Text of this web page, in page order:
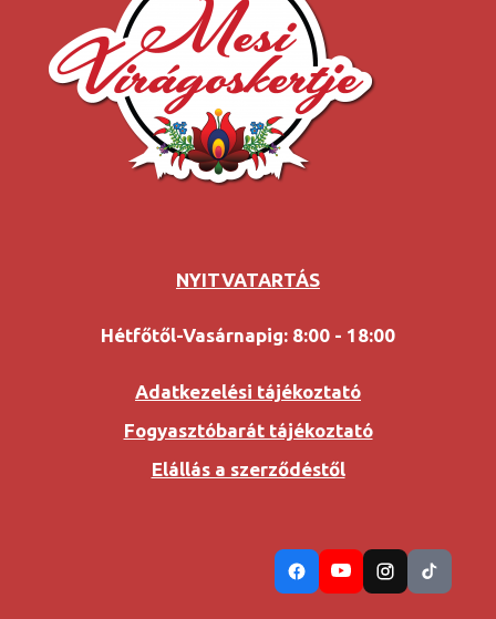
NYITVATARTÁS
Hétfőtől-Vasárnapig: 8:00 - 18:00
Adatkezelési tájékoztató
Fogyasztóbarát tájékoztató
Elállás a szerződéstől